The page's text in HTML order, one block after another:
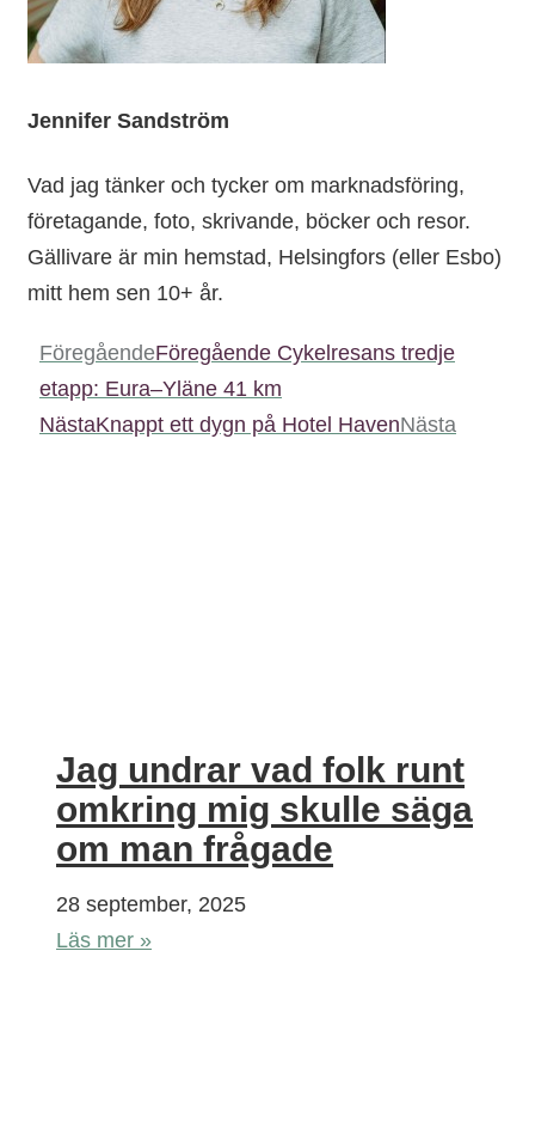
Jennifer Sandström
Vad jag tänker och tycker om marknadsföring,
företagande, foto, skrivande, böcker och resor.
Gällivare är min hemstad, Helsingfors (eller Esbo)
mitt hem sen 10+ år.
FöregåendeFöregående Cykelresans tredje
etapp: Eura–Yläne 41 km
NästaKnappt ett dygn på Hotel HavenNästa
Jag undrar vad folk runt
omkring mig skulle säga
om man frågade
28 september, 2025
Läs mer »